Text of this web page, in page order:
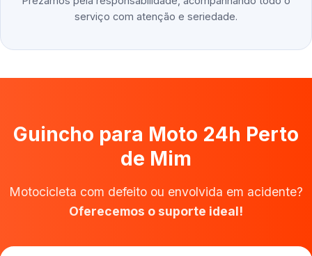
serviço com atenção e seriedade.
Guincho para Moto 24h Perto
de Mim
Motocicleta com defeito ou envolvida em acidente?
Oferecemos o suporte ideal!